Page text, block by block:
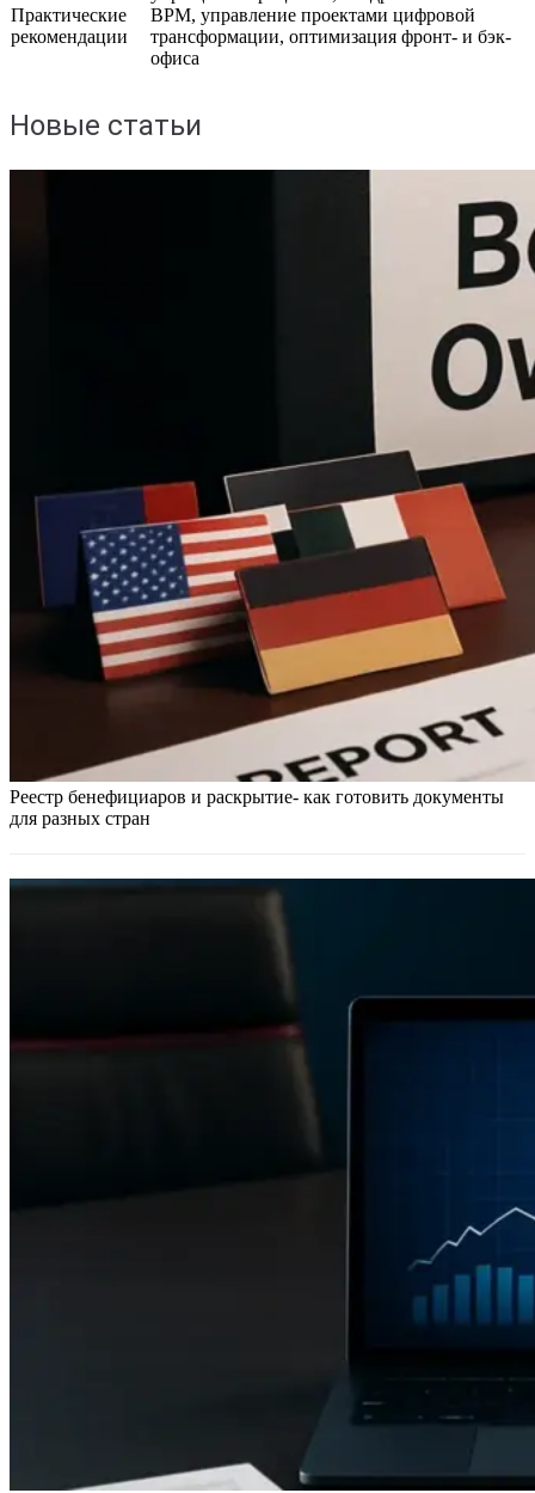
Практические
рекомендации
BPM, управление проектами цифровой
трансформации, оптимизация фронт- и бэк-
офиса
Новые статьи
Реестр бенефициаров и раскрытие- как готовить документы
для разных стран